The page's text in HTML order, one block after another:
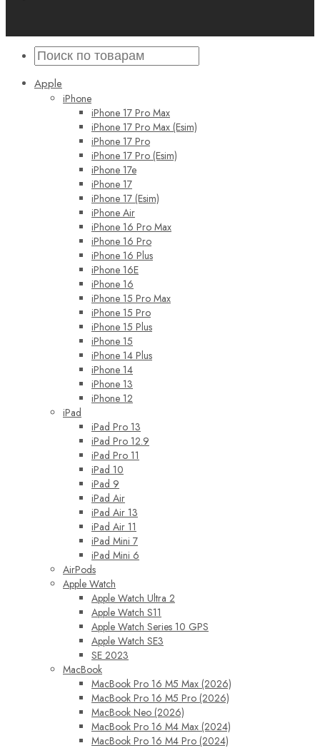
Apple
iPhone
iPhone 17 Pro Max
iPhone 17 Pro Max (Esim)
iPhone 17 Pro
iPhone 17 Pro (Esim)
iPhone 17e
iPhone 17
iPhone 17 (Esim)
iPhone Air
iPhone 16 Pro Max
iPhone 16 Pro
iPhone 16 Plus
iPhone 16E
iPhone 16
iPhone 15 Pro Max
iPhone 15 Pro
iPhone 15 Plus
iPhone 15
iPhone 14 Plus
iPhone 14
iPhone 13
iPhone 12
iPad
iPad Pro 13
iPad Pro 12.9
iPad Pro 11
iPad 10
iPad 9
iPad Air
iPad Air 13
iPad Air 11
iPad Mini 7
iPad Mini 6
AirPods
Apple Watch
Apple Watch Ultra 2
Apple Watch S11
Apple Watch Series 10 GPS
Apple Watch SE3
SE 2023
MacBook
MacBook Pro 16 M5 Max (2026)
MacBook Pro 16 M5 Pro (2026)
MacBook Neo (2026)
MacBook Pro 16 M4 Max (2024)
MacBook Pro 16 M4 Pro (2024)